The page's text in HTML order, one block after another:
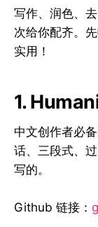
写作、润色、
次给你配齐。
实用！
1.
中文创作者必
话、三段式、
写的。
Github 链接：